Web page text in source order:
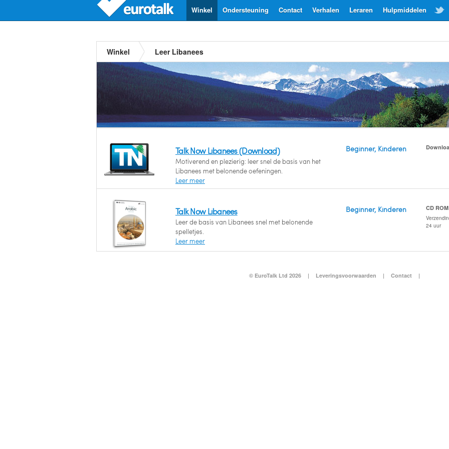
Hulpmiddelen
Leraren
Verhalen
Contact
Ondersteuning
Winkel
Winkel Leer Libanees
Talk Now Libanees (Download)
Motiverend en plezierig: leer snel de basis van het
Libanees met belonende oefeningen.
Leer meer
Beginner, Kinderen
Talk Now Libanees
Leer de basis van Libanees snel met belonende
spelletjes.
Leer meer
Beginner, Kinderen CD ROM
24 uur
© EuroTalk Ltd 2026 | Leveringsvoorwaarden | Contact |